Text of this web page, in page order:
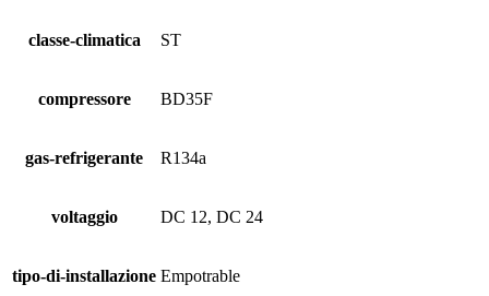
classe-climatica ST
compressore BD35F
gas-refrigerante R134a
voltaggio DC 12, DC 24
tipo-di-installazione Empotrable